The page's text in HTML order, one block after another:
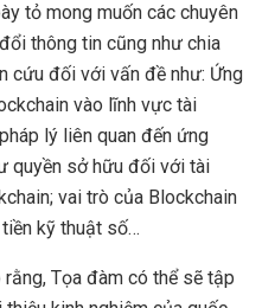
tỏ mong muốn các chuyên
thông tin cũng như chia
cứu đối với vấn đề như: Ứng
vào lĩnh vực tài
lý liên quan đến ứng
quyền sở hữu đối với tài
vai trò của Blockchain
kỹ thuật số…
Tọa đàm có thể sẽ tập